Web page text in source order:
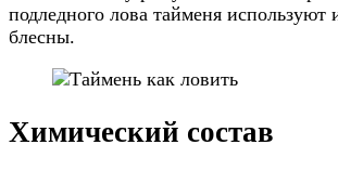
подледного лова тайменя используют
блесны.
Химический состав